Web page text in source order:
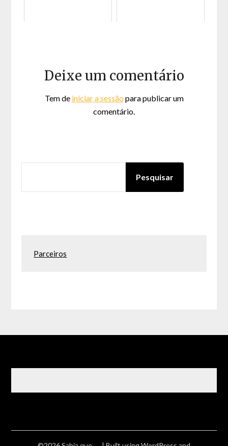
Deixe um comentário
Tem de iniciar a sessão para publicar um
comentário.
Pesquisar
Parceiros